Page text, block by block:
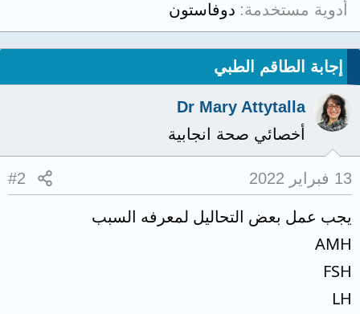
أدوية مستخدمة دوفاستون
إجابة الطاقم الطبي
Dr Mary Attytalla
أخصائي صحة انجابية
13 فبراير 2022 #2
يجب عمل بعض التحاليل لمعرفه السبب
AMH
FSH
LH